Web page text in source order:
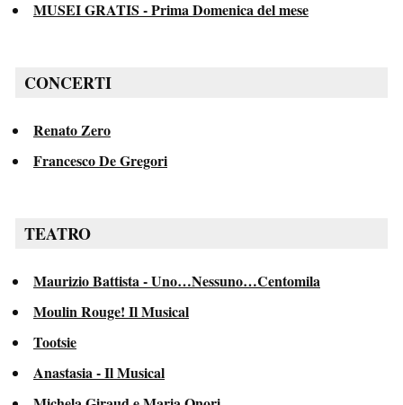
MUSEI GRATIS - Prima Domenica del mese
CONCERTI
Renato Zero
Francesco De Gregori
TEATRO
Maurizio Battista - Uno…Nessuno…Centomila
Moulin Rouge! Il Musical
Tootsie
Anastasia - Il Musical